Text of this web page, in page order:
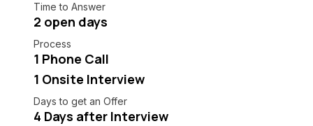
Time to Answer
2 open days
Process
1 Phone Call
1 Onsite Interview
Days to get an Offer
4 Days after Interview